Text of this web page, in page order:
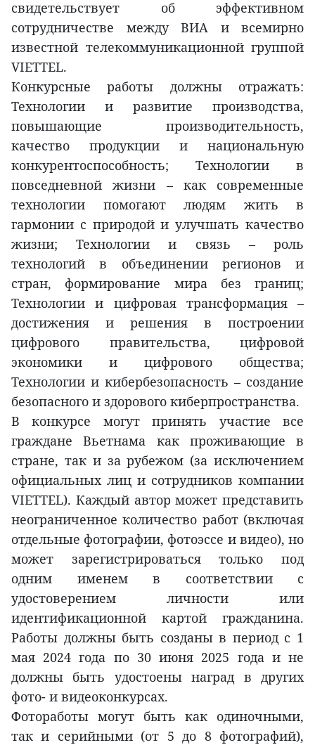
свидетельствует об эффективном
сотрудничестве между ВИA и всемирно
известной телекоммуникационной группой
VIETTEL.
Конкурсные работы должны отражать:
Технологии и развитие производства,
повышающие производительность,
качество продукции и национальную
конкурентоспособность; Технологии в
повседневной жизни – как современные
технологии помогают людям жить в
гармонии с природой и улучшать качество
жизни; Технологии и связь – роль
технологий в объединении регионов и
стран, формирование мира без границ;
Технологии и цифровая трансформация –
достижения и решения в построении
цифрового правительства, цифровой
экономики и цифрового общества;
Технологии и кибербезопасность – создание
безопасного и здорового киберпространства.
В конкурсе могут принять участие все
граждане Вьетнама как проживающие в
стране, так и за рубежом (за исключением
официальных лиц и сотрудников компании
VIETTEL). Каждый автор может представить
неограниченное количество работ (включая
отдельные фотографии, фотоэссе и видео), но
может зарегистрироваться только под
одним именем в соответствии с
удостоверением личности или
идентификационной картой гражданина.
Работы должны быть созданы в период с 1
мая 2024 года по 30 июня 2025 года и не
должны быть удостоены наград в других
фото- и видеоконкурсах.
Фотоработы могут быть как одиночными,
так и серийными (от 5 до 8 фотографий),